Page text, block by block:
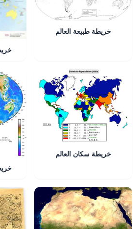
خريطة طبيعة العالم
خريطة سكان العالم